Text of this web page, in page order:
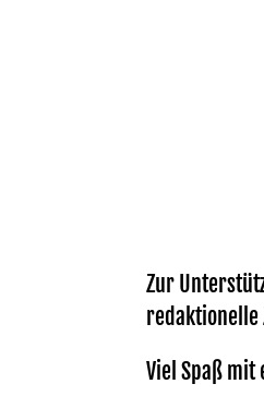
Zur
redaktionelle
Viel Spaß mit